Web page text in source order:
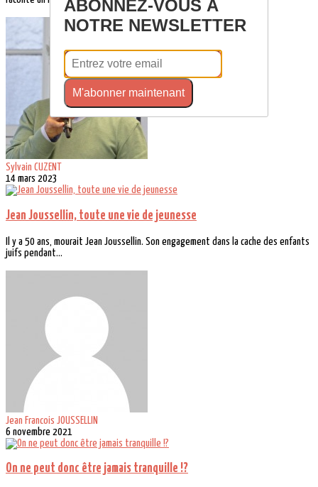
Sylvain CUZENT
14 mars 2023
Jean Joussellin, toute une vie de jeunesse
Il y a 50 ans, mourait Jean Joussellin. Son engagement dans la cache des enfants
juifs pendant...
Jean Francois JOUSSELLIN
6 novembre 2021
On ne peut donc être jamais tranquille !?
ABONNEZ-VOUS À
NOTRE NEWSLETTER
M'abonner maintenant